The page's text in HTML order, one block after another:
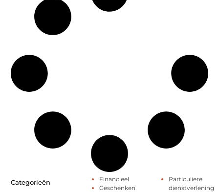
Categorieën
Financieel
Geschenken
Particuliere
dienstverlening